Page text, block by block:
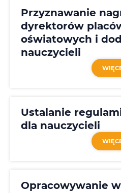
Przyznawanie
dyrektorów
oświatowych i
nauczycieli
Ustalanie
dla nauczycieli
Opracowywanie